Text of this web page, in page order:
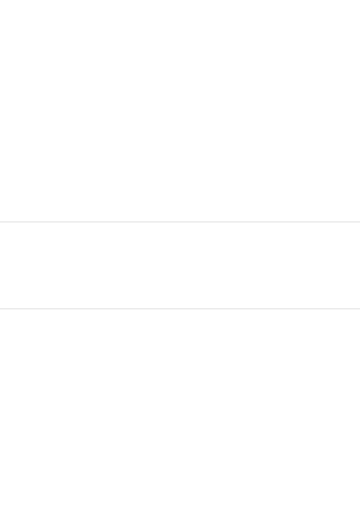
闊視野。焦點展區「世界文藝廊」以
按參觀者的性格及喜好推薦書籍及深